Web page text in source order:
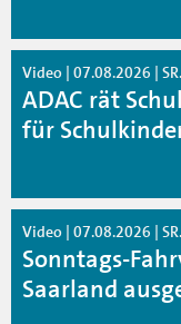
Video | 07.08.2026 |
ADAC rät
für
Video | 07.08.2026 |
Sonntags-
Saarland